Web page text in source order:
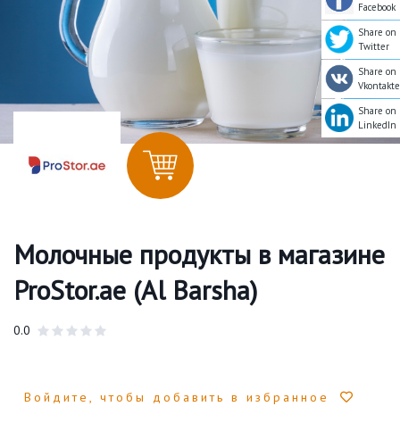
Молочные продукты в магазине
ProStor.ae (Al Barsha)
0.0
Войдите, чтобы добавить в избранное
Facebook
Share on
Twitter
Share on
Vkontakte
Share on
LinkedIn